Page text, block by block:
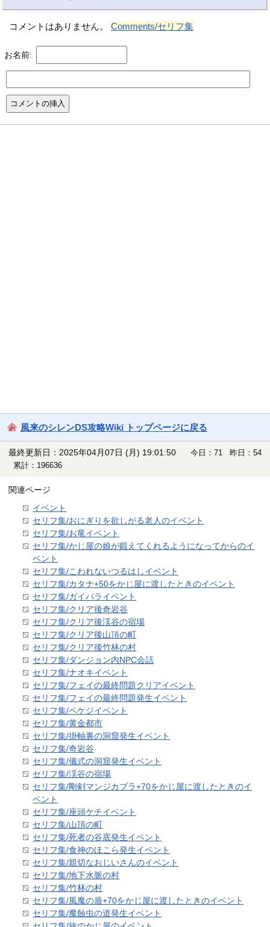
コメントはありません。Comments/セリフ集
お名前:
風来のシレンDS攻略Wiki トップページに戻る
最終更新日：2025年04月07日 (月) 19:01:50
今日：71 昨日：54
累計：196636
関連ページ
イベント
セリフ集/おにぎりを欲しがる老人のイベント
セリフ集/お竜イベント
セリフ集/かじ屋の娘が鍛えてくれるようになってからのイ
ベント
セリフ集/こわれないつるはしイベント
セリフ集/カタナ+50をかじ屋に渡したときのイベント
セリフ集/ガイバライベント
セリフ集/クリア後奇岩谷
セリフ集/クリア後渓谷の宿場
セリフ集/クリア後山頂の町
セリフ集/クリア後竹林の村
セリフ集/ダンジョン内NPC会話
セリフ集/ナオキイベント
セリフ集/フェイの最終問題クリアイベント
セリフ集/フェイの最終問題発生イベント
セリフ集/ペケジイベント
セリフ集/黄金都市
セリフ集/掛軸裏の洞窟発生イベント
セリフ集/奇岩谷
セリフ集/儀式の洞窟発生イベント
セリフ集/渓谷の宿場
セリフ集/剛剣マンジカブラ+70をかじ屋に渡したときのイ
ベント
セリフ集/座頭ケチイベント
セリフ集/山頂の町
セリフ集/死者の谷底発生イベント
セリフ集/食神のほこら発生イベント
セリフ集/親切なおじいさんのイベント
セリフ集/地下水脈の村
セリフ集/竹林の村
セリフ集/風魔の盾+70をかじ屋に渡したときのイベント
セリフ集/魔蝕虫の道発生イベント